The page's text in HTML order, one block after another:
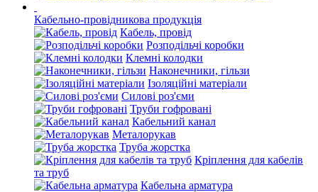
Кабельно-провідникова продукція
Кабель, провід
Розподільчі коробки
Клемні колодки
Наконечники, гільзи
Ізоляційні матеріали
Силові роз'єми
Труби гофровані
Кабельний канал
Металорукав
Труба жорстка
Кріплення для кабелів
та труб
Кабельна арматура